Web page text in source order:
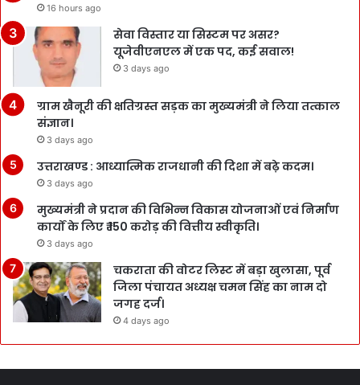
16 hours ago
सेवा विस्तार या सिस्टम पर असर?
यूजेवीएनएल में एक पद, कई सवाल!
3 days ago
ग्राम खैनूरी की क्षतिग्रस्त सड़क का मुख्यमंत्री ने लिया तत्काल
संज्ञान।
3 days ago
उत्तराखण्ड : आध्यात्मिक राजधानी की दिशा में बढ़े कदम।
3 days ago
मुख्यमंत्री ने प्रदान की विभिन्न विकास योजनाओं एवं निर्माण
कार्यों के लिए ₹ 150 करोड़ की वित्तीय स्वीकृति।
3 days ago
चकराता की वोटर लिस्ट में बड़ा खुलासा, पूर्व
जिला पंचायत अध्यक्ष चमन सिंह का नाम दो
जगह दर्ज।
4 days ago